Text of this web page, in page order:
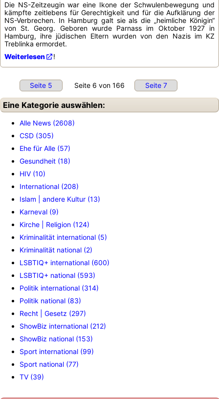
Die NS-Zeitzeugin war eine Ikone der Schwulenbewegung und
kämpfte zeitlebens für Gerechtigkeit und für die Aufklärung der
NS-Verbrechen. In Hamburg galt sie als die „heimliche Königin“
von St. Georg. Geboren wurde Parnass im Oktober 1927 in
Hamburg, ihre jüdischen Eltern wurden von den Nazis im KZ
Treblinka ermordet.
Weiterlesen
!
Seite 5 Seite 6 von 166 Seite 7
Eine Kategorie auswählen:
Alle News (2608)
CSD (305)
Ehe für Alle (57)
Gesundheit (18)
HIV (10)
International (208)
Islam | andere Kultur (13)
Karneval (9)
Kirche | Religion (124)
Kriminalität international (5)
Kriminalität national (2)
LSBTIQ+ international (600)
LSBTIQ+ national (593)
Politik international (314)
Politik national (83)
Recht | Gesetz (297)
ShowBiz international (212)
ShowBiz national (153)
Sport international (99)
Sport national (77)
TV (39)